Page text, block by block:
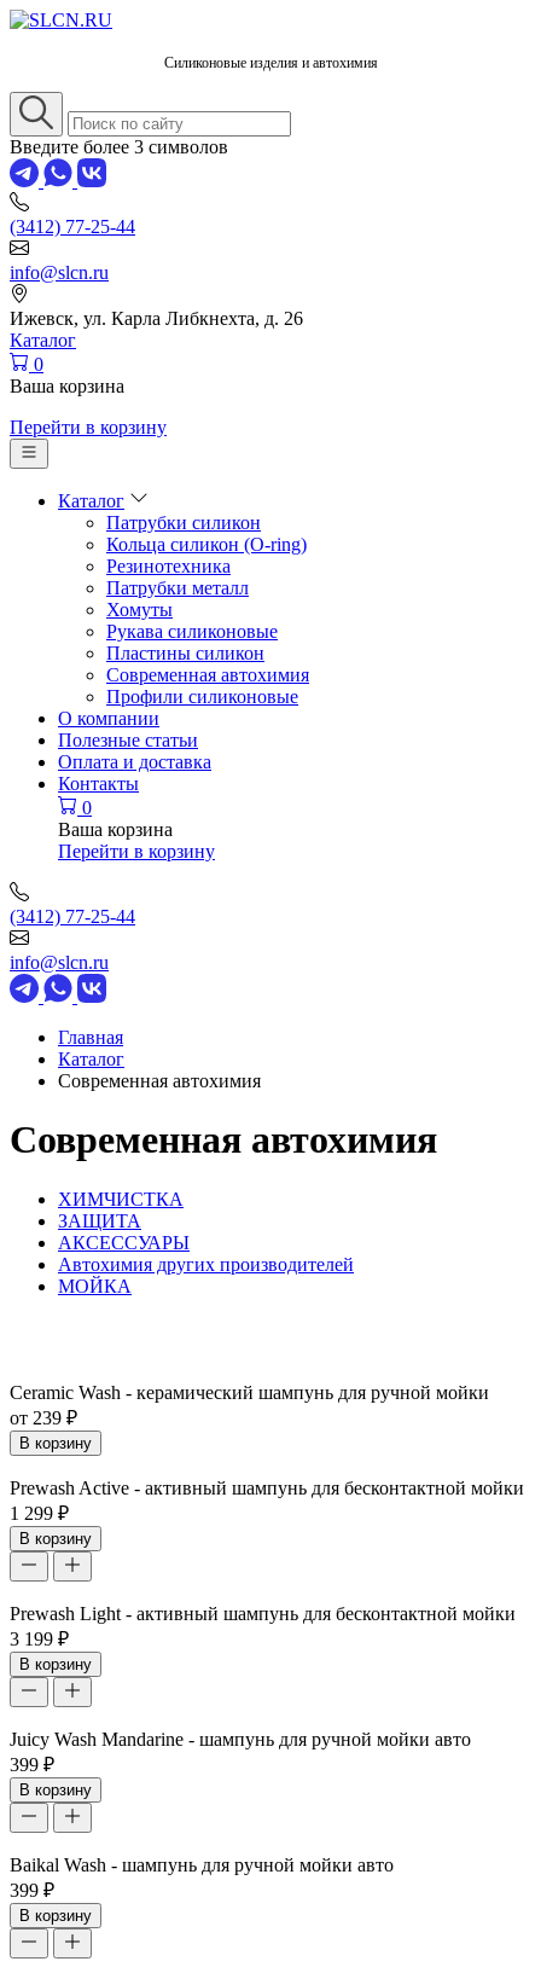
Силиконовые изделия и автохимия
Введите более 3 символов
(3412) 77-25-44
info@slcn.ru
Ижевск, ул. Карла Либкнехта, д. 26
Каталог
0
Ваша корзина
Перейти в корзину
Каталог
Патрубки силикон
Кольца силикон (O-ring)
Резинотехника
Патрубки металл
Хомуты
Рукава силиконовые
Пластины силикон
Современная автохимия
Профили силиконовые
О компании
Полезные статьи
Оплата и доставка
Контакты
0
Ваша корзина
Перейти в корзину
(3412) 77-25-44
info@slcn.ru
Главная
Каталог
Современная автохимия
Современная автохимия
ХИМЧИСТКА
ЗАЩИТА
АКСЕССУАРЫ
Автохимия других производителей
МОЙКА
Ceramic Wash - керамический шампунь для ручной мойки
от 239 ₽
В корзину
Prewash Active - активный шампунь для бесконтактной мойки
1 299 ₽
В корзину
Prewash Light - активный шампунь для бесконтактной мойки
3 199 ₽
В корзину
Juicy Wash Mandarine - шампунь для ручной мойки авто
399 ₽
В корзину
Baikal Wash - шампунь для ручной мойки авто
399 ₽
В корзину